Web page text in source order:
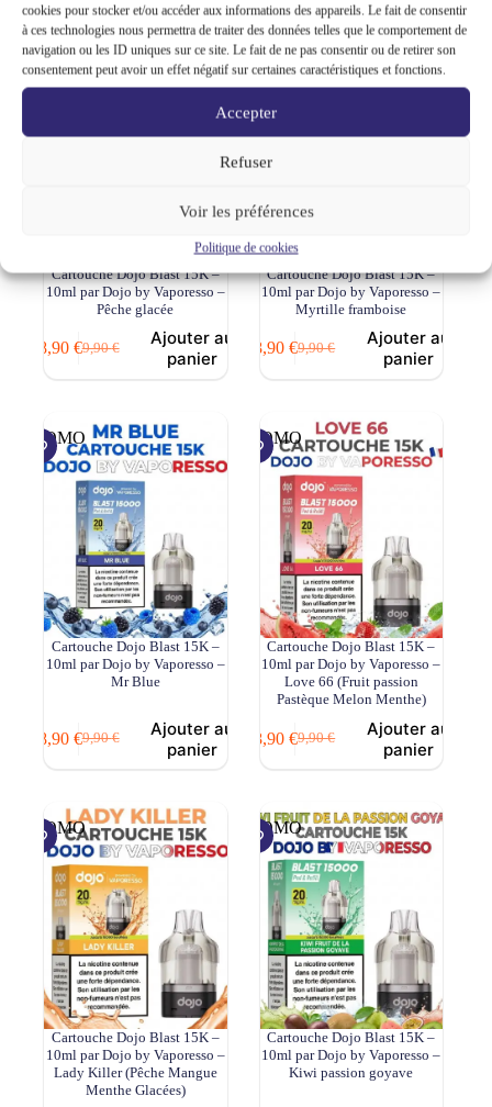
cookies pour stocker et/ou accéder aux informations des appareils. Le fait de consentir
à ces technologies nous permettra de traiter des données telles que le comportement de
navigation ou les ID uniques sur ce site. Le fait de ne pas consentir ou de retirer son
consentement peut avoir un effet négatif sur certaines caractéristiques et fonctions.
Accepter
Refuser
Voir les préférences
Politique de cookies
plusieurs
variations.
Les
options
choisies
initial
9,90 €.
actuel
8,90 €.
PROMO
Cartouche Dojo Blast 15K –
10ml par Dojo by Vaporesso –
Pêche glacée
9,90€
Le
9,90 €.
8,90 €Le
8,90 €.
Ajouter au
panier
PROMO
Cartouche Dojo Blast 15K –
10ml par Dojo by Vaporesso –
Myrtille framboise
9,90€
Le
9,90 €.
8,90€Le
8,90 €.
Ajouter au
panier
PROMO
Cartouche Dojo Blast 15K –
10ml par Dojo by Vaporesso –
Mr Blue
9,90€
Le
était :
9,90 €.
8,90 €Le
est :
8,90 €.
Ajouter au
panier
PROMO
Cartouche Dojo Blast 15K –
10ml par Dojo by Vaporesso –
Love 66 (Fruit passion
Pastèque Melon Menthe)
9,90€
Le
9,90 €.
8,90€Le
8,90 €.
Ajouter au
panier
PROMO
Cartouche Dojo Blast 15K –
10ml par Dojo by Vaporesso –
Lady Killer (Pêche Mangue
Menthe Glacées)
PROMO
Cartouche Dojo Blast 15K –
10ml par Dojo by Vaporesso –
Kiwi passion goyave